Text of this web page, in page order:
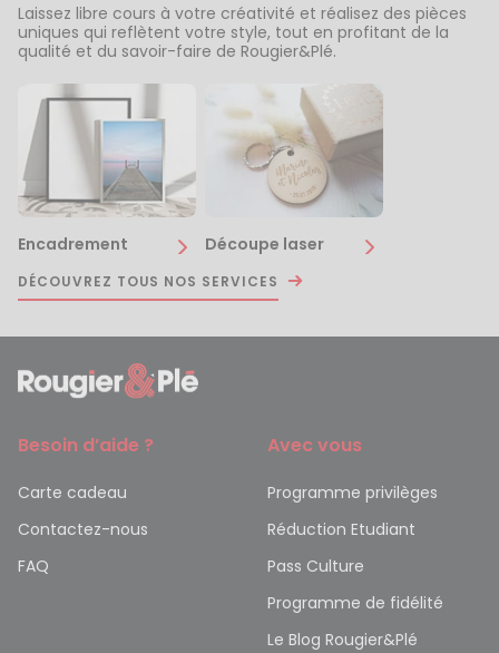
Laissez libre cours à votre créativité et réalisez des pièces
uniques qui reflètent votre style, tout en profitant de la
qualité et du savoir-faire de Rougier&Plé.
Encadrement Découpe laser
DÉCOUVREZ TOUS NOS SERVICES
Besoin d’aide ?
Carte cadeau
Contactez-nous
FAQ
Avec vous
Programme privilèges
Réduction Etudiant
Pass Culture
Programme de fidélité
Le Blog Rougier&Plé